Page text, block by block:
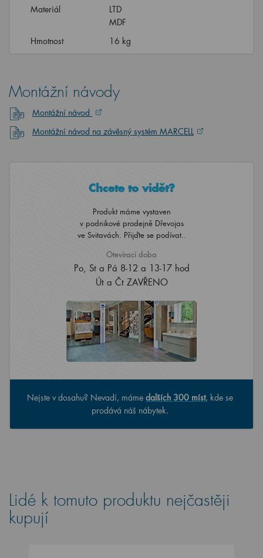
Materiál
LTD
MDF
Hmotnost
16 kg
Montážní návody
Montážní návod
Montážní návod na závěsný systém MARCELL
Chcete to vidět?
Produkt máme vystaven
v podnikové prodejně Dřevojas
ve Svitavách. Přijďte se podívat..
Otevírací doba
Po, St a Pá 8-12 a 13-17 hod
Út a Čt ZAVŘENO
Nejste v dosahu? Nevadí, máme dalších 300 míst, kde se
prodává náš nábytek.
Lidé k tomuto produktu nejčastěji
kupují